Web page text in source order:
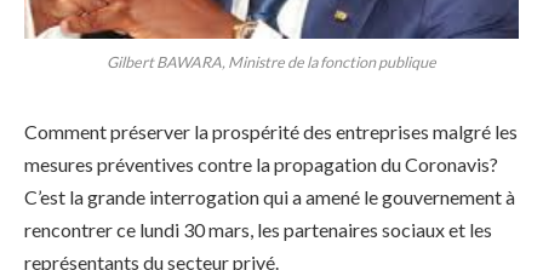
Gilbert BAWARA, Ministre de la fonction publique
Comment préserver la prospérité des entreprises malgré les
mesures préventives contre la propagation du Coronavis?
C’est la grande interrogation qui a amené le gouvernement à
rencontrer ce lundi 30 mars, les partenaires sociaux et les
représentants du secteur privé.